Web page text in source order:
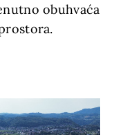
obuhvaća